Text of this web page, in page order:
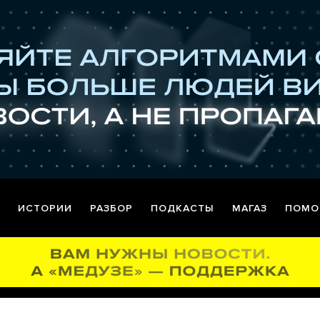
ИСТОРИИ РАЗБОР ПОДКАСТЫ МАГАЗ